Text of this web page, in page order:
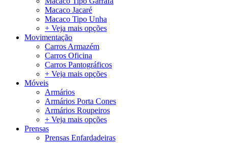
Macaco Jacaré
Macaco Tipo Unha
+ Veja mais opções
Movimentação
Carros Armazém
Carros Oficina
Carros Pantográficos
+ Veja mais opções
Móveis
Armários
Armários Porta Cones
Armários Roupeiros
+ Veja mais opções
Prensas
Prensas Enfardadeiras